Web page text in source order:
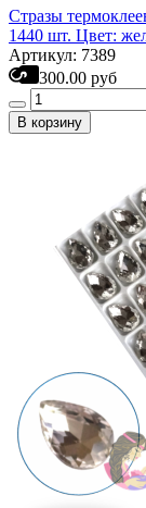
Стразы
1440 шт. Цвет:
Артикул: 7389
300.00 руб
В корзину